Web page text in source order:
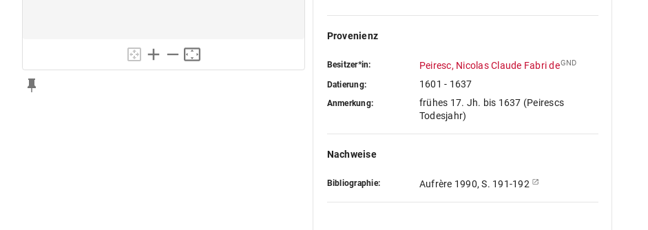
Provenienz
Besitzer*in: Peiresc, Nicolas Claude Fabri deGND
Datierung: 1601 - 1637
Anmerkung:
frühes 17. Jh. bis 1637 (Peirescs
Todesjahr)
Nachweise
Bibliographie: Aufrère 1990, S. 191-192